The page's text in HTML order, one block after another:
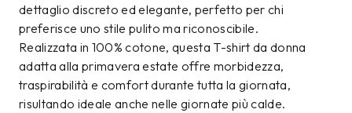
dettaglio discreto ed elegante, perfetto per chi
preferisce uno stile pulito ma riconoscibile.
Realizzata in 100% cotone, questa T-shirt da donna
adatta alla primavera estate offre morbidezza,
traspirabilità e comfort durante tutta la giornata,
risultando ideale anche nelle giornate più calde.